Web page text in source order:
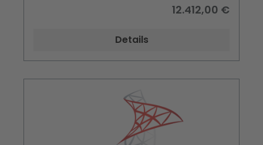
Produkt, 3 Jahre Kauf Jahr 1 - Single12.412,00 €
Details